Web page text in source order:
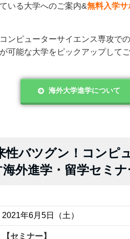
いる大学へのご案内&無料入学サ
ンピューターサイエンス専攻で
可能な大学をピックアップしてご
海外大学進学について
性バツグン！コンピ
外進学・留学セミ
2021年6月5日（土）
【セミナー】